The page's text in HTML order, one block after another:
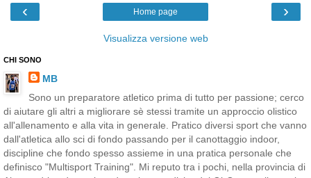
‹ ›
Home page
Visualizza versione web
CHI SONO
MB
Sono un preparatore atletico prima di tutto per passione; cerco
di aiutare gli altri a migliorare sè stessi tramite un approccio olistico
all'allenamento e alla vita in generale. Pratico diversi sport che vanno
dall'atletica allo sci di fondo passando per il canottaggio indoor,
discipline che fondo spesso assieme in una pratica personale che
definisco "Multisport Training". Mi reputo tra i pochi, nella provincia di